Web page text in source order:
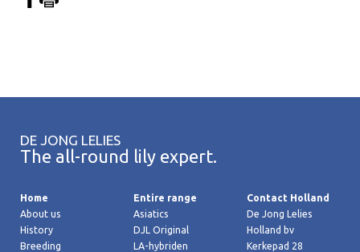
DE JONG LELIES
The all-round lily expert.
Home
About us
History
Breeding
Entire range
Asiatics
DJL Original
LA-hybriden
Contact Holland
De Jong Lelies
Holland bv
Kerkepad 28